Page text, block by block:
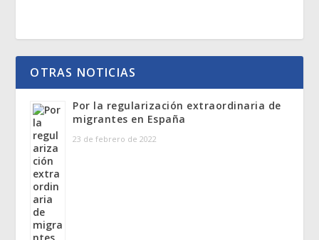
OTRAS NOTICIAS
Por la regularización extraordinaria de
migrantes en España
23 de febrero de 2022